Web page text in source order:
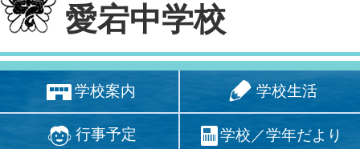
愛宕中学校
学校案内 学校生活
行事予定 学校／学年だより